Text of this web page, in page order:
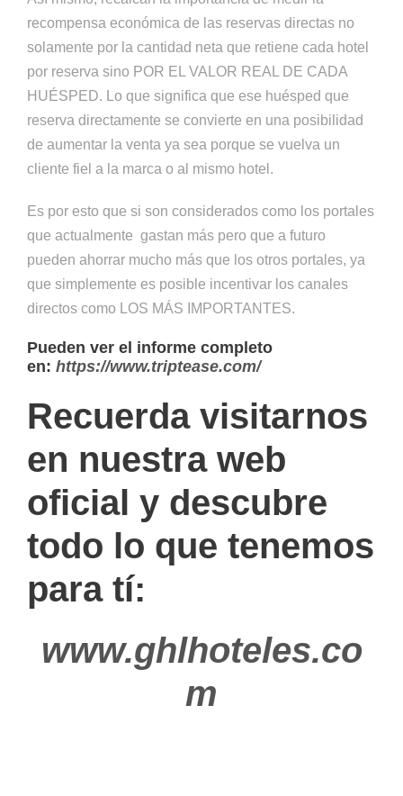
recompensa económica de las reservas directas no
solamente por la cantidad neta que retiene cada hotel
por reserva sino POR EL VALOR REAL DE CADA
HUÉSPED. Lo que significa que ese huésped que
reserva directamente se convierte en una posibilidad
de aumentar la venta ya sea porque se vuelva un
cliente fiel a la marca o al mismo hotel.
Es por esto que si son considerados como los portales
que actualmente gastan más pero que a futuro
pueden ahorrar mucho más que los otros portales, ya
que simplemente es posible incentivar los canales
directos como LOS MÁS IMPORTANTES.
Pueden ver el informe completo
en: https://www.triptease.com/
Recuerda visitarnos
en nuestra web
oficial y descubre
todo lo que tenemos
para tí:
www.ghlhoteles.co
m